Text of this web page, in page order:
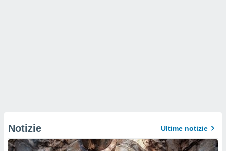
Notizie Ultime notizie